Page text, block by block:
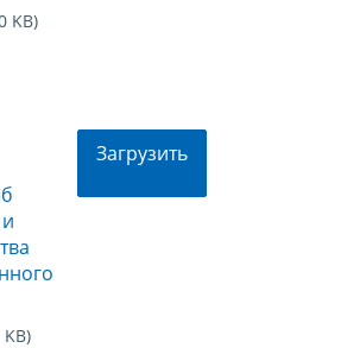
KB)
KB)
Загрузить